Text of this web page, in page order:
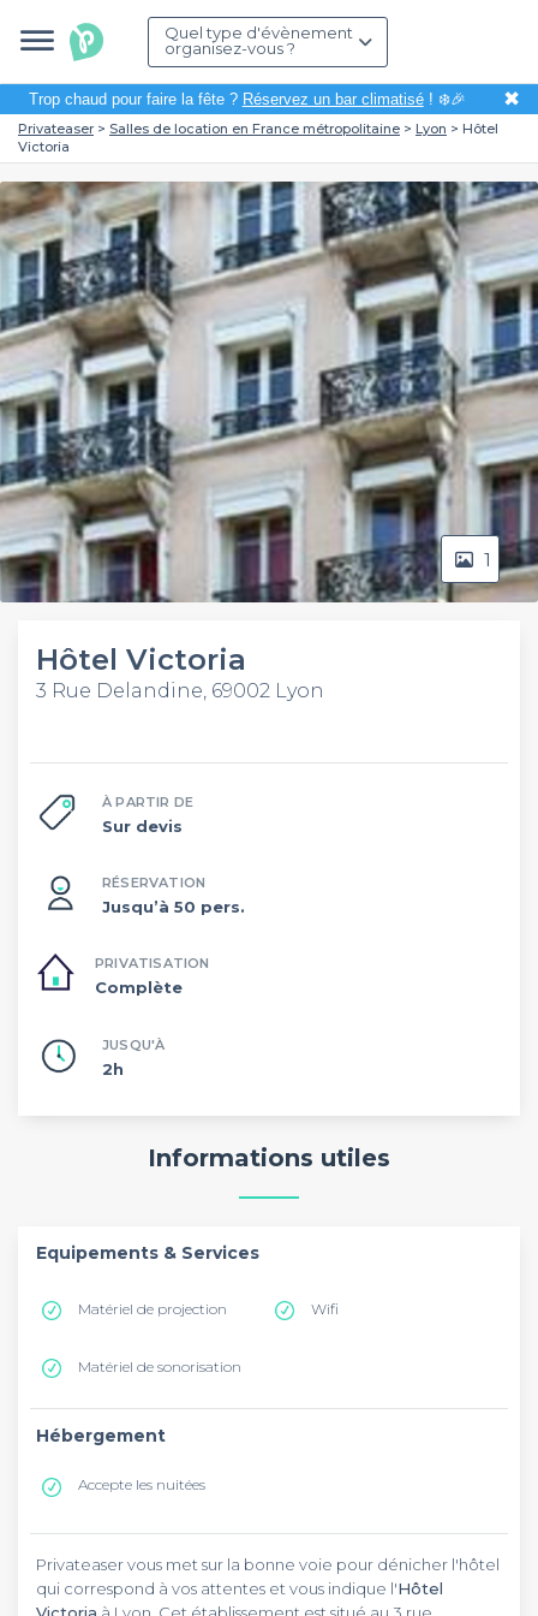
Quel type d'évènement
organisez-vous ?
Trop chaud pour faire la fête ? Réservez un bar climatisé! ❄️🎉 ✖
Privateaser Salles de location en France métropolitaine Lyon
Hôtel
Victoria
1
Hôtel Victoria
3 Rue Delandine, 69002 Lyon
À PARTIR DE
Sur devis
RÉSERVATION
Jusqu’à 50 pers.
PRIVATISATION
Complète
JUSQU'À
2h
Informations utiles
Equipements & Services
Matériel de projection Wifi
Matériel de sonorisation
Hébergement
Accepte les nuitées
Privateaser vous met sur la bonne voie pour dénicher l'hôtel
qui correspond à vos attentes et vous indique l'Hôtel
Victoria à Lyon. Cet établissement est situé au 3 rue